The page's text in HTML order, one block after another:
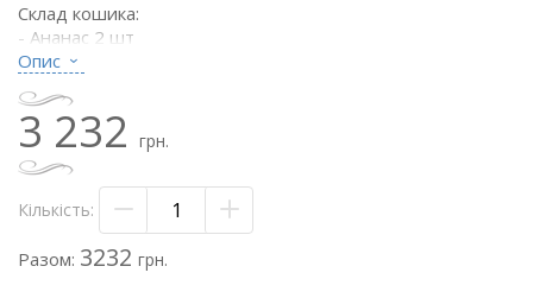
Склад кошика:
- Ананас 2 шт
- Виноград світлий 1,5 кг
- Апельсини 1,5 кг
- Яблука червоні 1 кг
- Яблука зелені 1 кг
- Груші – 1,5 кг
У СКЛАДІ КОШИКА МОЖЛИВІ ЗАМІНИ НА РІВНОЦІННІ
ЕКВІВАЛЕНТИ!
Опис
3 232 грн.
Кількість:
Разом: 3232 грн.